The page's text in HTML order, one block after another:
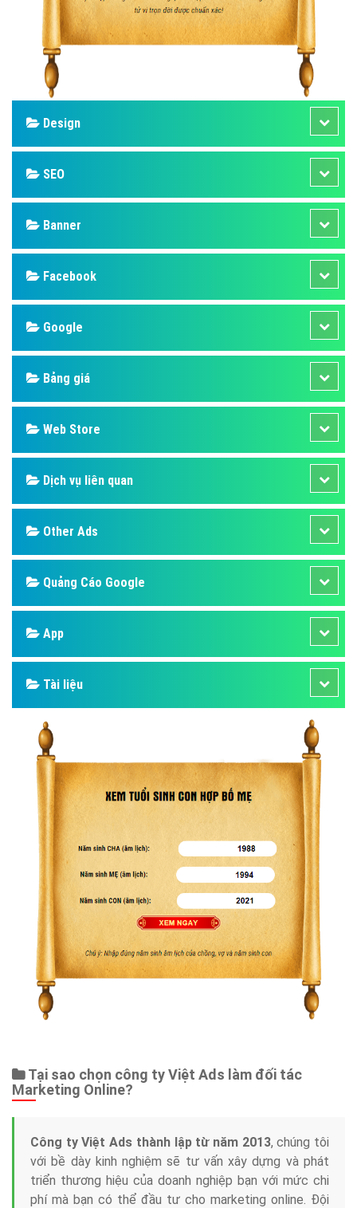
Design
SEO
Banner
Facebook
Google
Bảng giá
Web Store
Dịch vụ liên quan
Other Ads
Quảng Cáo Google
App
Tài liệu
Tại sao chọn công ty Việt Ads làm đối tác
Marketing Online?
Công ty Việt Ads thành lập từ năm 2013, chúng tôi
với bề dày kinh nghiệm sẽ tư vấn xây dựng và phát
triển thương hiệu của doanh nghiệp bạn với mức chi
phí mà bạn có thể đầu tư cho marketing online. Đội